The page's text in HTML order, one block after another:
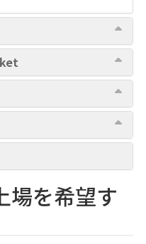
場を希望す